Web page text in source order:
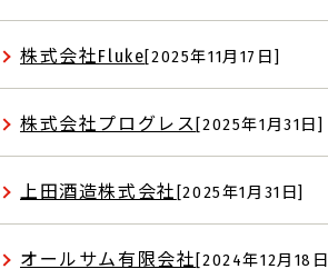
株式会社Fluke[2025年11月17日]
株式会社プログレス[2025年1月31日]
上田酒造株式会社 [2025年1月31日]
オールサム有限会社[2024年12月18日]